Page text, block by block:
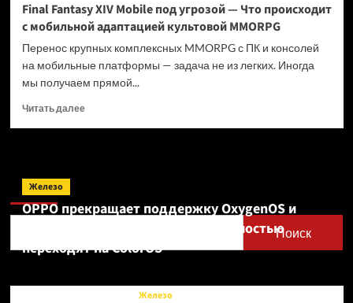
Final Fantasy XIV Mobile под угрозой — Что происходит
с мобильной адаптацией культовой MMORPG
Перенос крупных комплексных MMORPG с ПК и консолей
на мобильные платформы — задача не из легких. Иногда
мы получаем прямой...
Читать далееПрочитать
под
Что
с
Поиск
Поиск
Железо
OPPO прекращает поддержку OxygenOS и
Realme UI — OnePlus и realme полностью
переходят на ColorOS
Железо